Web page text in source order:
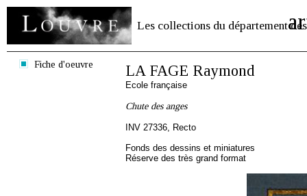
Les collections du département des
Fiche d'oeuvre LA FAGE Raymond
Ecole française
Chute des anges
INV 27336, Recto
Fonds des dessins et miniatures
Réserve des très grand format